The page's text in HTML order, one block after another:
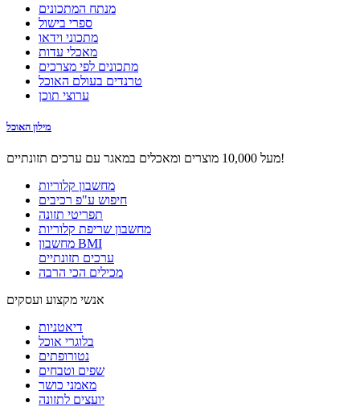
מנתח המתכונים
ספרי בישול
מתכוני וידאו
מאכלי עדות
מתכונים לפי מצרכים
טרנדים בעולם האוכל
ערוצי תוכן
מילון האוכל
מעל 10,000 מוצרים ומאכלים במאגר עם ערכים תזונתיים!
מחשבון קלוריות
חיפוש ע"פ רכיבים
תפריטי תזונה
מחשבון שריפת קלוריות
מחשבון BMI
ערכים תזונתיים
מכילים הכי הרבה
אנשי מקצוע ועסקים
דיאטניות
בלוגרי אוכל
נטורופתים
שפים וטבחים
מאמני כושר
יועצים לתזונה